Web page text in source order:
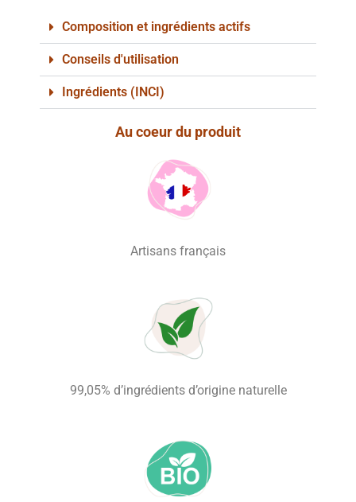
Composition et ingrédients actifs
Conseils d'utilisation
Ingrédients (INCI)
Au coeur du produit
Artisans français
99,05% d’ingrédients d’origine naturelle